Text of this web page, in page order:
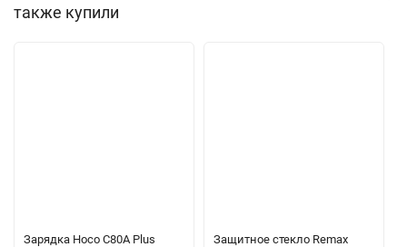
также купили
Зарядка Hoco C80A Plus
Защитное стекло Remax